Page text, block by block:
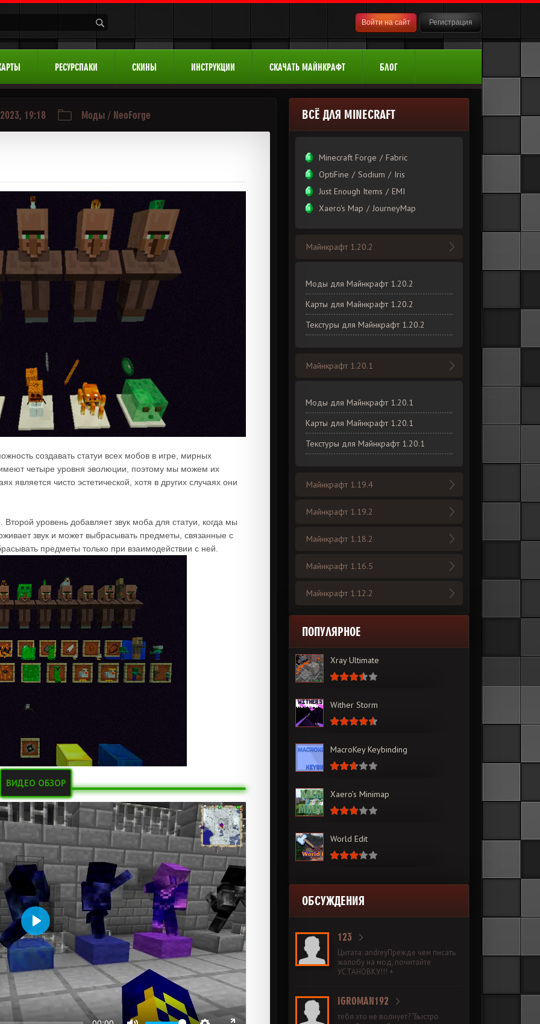
Войти на сайт Регистрация
РЕСУРСПАКИ СКИНЫ ИНСТРУКЦИИ СКАЧАТЬ МАЙНКРАФТ БЛОГ
19:18 Моды / NeoForge
создавать статуи всех мобов в игре, мирных
четыре уровня эволюции, поэтому мы можем их
является чисто эстетической, хотя в других случаях они
уровень добавляет звук моба для статуи, когда мы
звук и может выбрасывать предметы, связанные с
предметы только при взаимодействии с ней.
ВИДЕО ОБЗОР
Воспроизвести
ВСЁ ДЛЯ MINECRAFT
Minecraft Forge / Fabric
OptiFine / Sodium / Iris
Just Enough Items / EMI
Xаero's Mаp / JourneyMap
Майнкрафт 1.20.2
Моды для Майнкрафт 1.20.2
Карты для Майнкрафт 1.20.2
Текстуры для Майнкрафт 1.20.2
Майнкрафт 1.20.1
Моды для Майнкрафт 1.20.1
Карты для Майнкрафт 1.20.1
Текстуры для Майнкрафт 1.20.1
Майнкрафт 1.19.4
Майнкрафт 1.19.2
Майнкрафт 1.18.2
Майнкрафт 1.16.5
Майнкрафт 1.12.2
ПОПУЛЯРНОЕ
Xray Ultimate
Wither Storm
MacroKey Keybinding
Xaero’s Minimap
World Edit
ОБСУЖДЕНИЯ
123
Цитата: andreyПрежде чем писать
жалобу на мод, почитайте
УСТАНОВКУ!!! +
IGROMAN192
тебя это не волнует? "Быстро